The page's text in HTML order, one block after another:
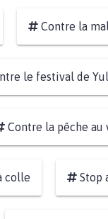
Contre la
le festival de
Contre la pêche au
colle Stop